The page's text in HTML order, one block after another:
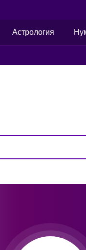
Астрология